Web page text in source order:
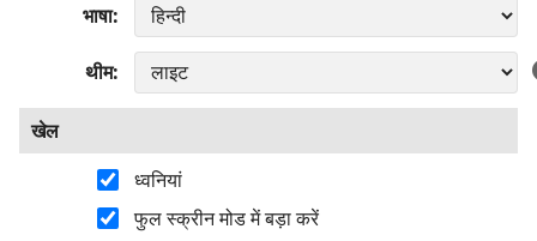
भाषा
थीम
खेल
ध्वनियां
फुल स्क्रीन मोड में बड़ा करें